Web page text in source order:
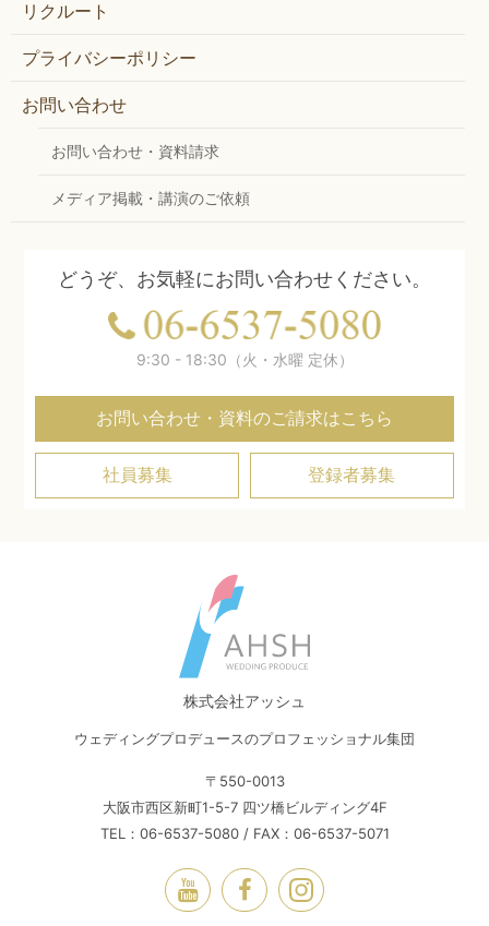
リクルート
プライバシーポリシー
お問い合わせ
お問い合わせ・資料請求
メディア掲載・講演のご依頼
どうぞ、お気軽にお問い合わせください。
9:30 - 18:30（火・水曜 定休）
お問い合わせ・資料のご請求はこちら
社員募集 登録者募集
株式会社アッシュ
ウェディングプロデュースのプロフェッショナル集団
〒550-0013
大阪市西区新町1-5-7 四ツ橋ビルディング4F
TEL：06-6537-5080 / FAX：06-6537-5071